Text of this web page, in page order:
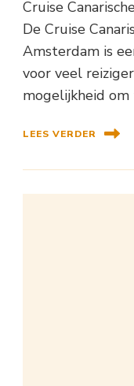
Cruise
De Cruise
Amsterdam is
voor veel
mogelijkheid
LEES VERDER